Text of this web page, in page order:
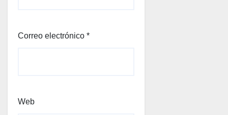
Correo electrónico *
Web